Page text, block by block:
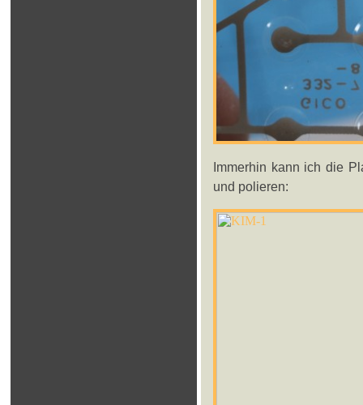
Immerhin kann ich die
und polieren: